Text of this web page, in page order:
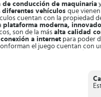
de conducción de maquinaria
diferentes vehículos que
cuentan con la propiedad
plataforma moderna,
son de la más alta calidad
a internet para poder
el juego cuentan con